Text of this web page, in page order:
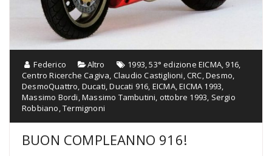
Federico Altro 1993,53° edizione EICMA, 916,
Centro Ricerche Cagiva, Claudio Castiglioni,CRC,Desmo,
DesmoQuattro, Ducati,Ducati 916, EICMA,EICMA 1993,
Massimo Bordi,Massimo Tambutini, ottobre 1993, Sergio
Robbiano,Termignoni
BUON COMPLEANNO 916!